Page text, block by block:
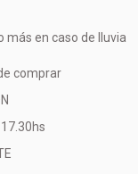
más en caso de lluvia
comprar